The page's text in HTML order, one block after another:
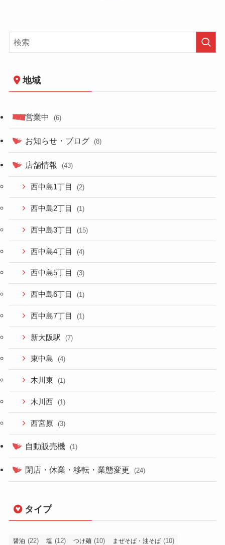
地域
営業中 (6)
お知らせ・ブログ (8)
店舗情報 (43)
西中島1丁目 (2)
西中島2丁目 (1)
西中島3丁目 (15)
西中島4丁目 (4)
西中島5丁目 (3)
西中島6丁目 (1)
西中島7丁目 (1)
新大阪駅 (7)
東中島 (4)
木川東 (1)
木川西 (1)
西宮原 (3)
自動販売機 (1)
閉店・休業・移転・業態変更 (24)
タイプ
醤油 (22) 塩 (12) つけ麺 (10) まぜそば・油そば (10)